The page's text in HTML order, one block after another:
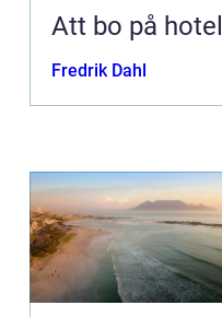
Att bo på
Fredrik Dahl